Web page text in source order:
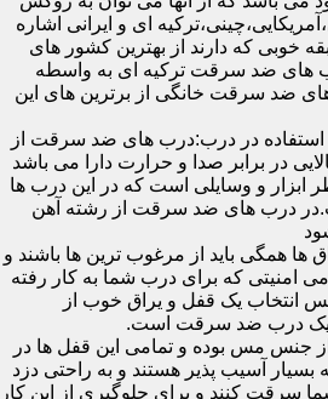
ای و ایرانی اشاره
خوبی که دارند از بهترین کشور های
های ضد سرقت ترکیه ای به واسطه
ضد سرقت خانگی از برترین های این
استفاده در درب:درب های ضد سرقت از
در برابر صدا و حرارت دارا می باشد
ابزار و وسایلی است که در این درب ها
درب های ضد سرقت از رشته آهن
ها همگی باید از مرغوب ترین ها باشند و
امنیتی که برای درب شما به کار رفته
انتخاب یک قفل و یراق خوب از
یک درب ضد سرقت است.
جنس مس بوده و تمامی این قفل ها در
بسیار آسیب پذیر هستند و به راحتی دزد
سرقت کنند و برای جلوگیری از این کار